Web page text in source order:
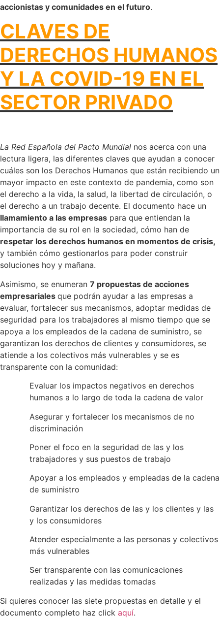
accionistas y comunidades en el futuro.
CLAVES DE
DERECHOS HUMANOS
Y LA COVID-19 EN EL
SECTOR PRIVADO
La Red Española del Pacto Mundial nos acerca con una
lectura ligera, las diferentes claves que ayudan a conocer
cuáles son los Derechos Humanos que están recibiendo un
mayor impacto en este contexto de pandemia, como son
el derecho a la vida, la salud, la libertad de circulación, o
el derecho a un trabajo decente. El documento hace un
llamamiento a las empresas para que entiendan la
importancia de su rol en la sociedad, cómo han de
respetar los derechos humanos en momentos de crisis,
y también cómo gestionarlos para poder construir
soluciones hoy y mañana.
Asimismo, se enumeran 7 propuestas de acciones
empresariales que podrán ayudar a las empresas a
evaluar, fortalecer sus mecanismos, adoptar medidas de
seguridad para los trabajadores al mismo tiempo que se
apoya a los empleados de la cadena de suministro, se
garantizan los derechos de clientes y consumidores, se
atiende a los colectivos más vulnerables y se es
transparente con la comunidad:
Evaluar los impactos negativos en derechos
humanos a lo largo de toda la cadena de valor
Asegurar y fortalecer los mecanismos de no
discriminación
Poner el foco en la seguridad de las y los
trabajadores y sus puestos de trabajo
Apoyar a los empleados y empleadas de la cadena
de suministro
Garantizar los derechos de las y los clientes y las
y los consumidores
Atender especialmente a las personas y colectivos
más vulnerables
Ser transparente con las comunicaciones
realizadas y las medidas tomadas
Si quieres conocer las siete propuestas en detalle y el
documento completo haz click aquí.